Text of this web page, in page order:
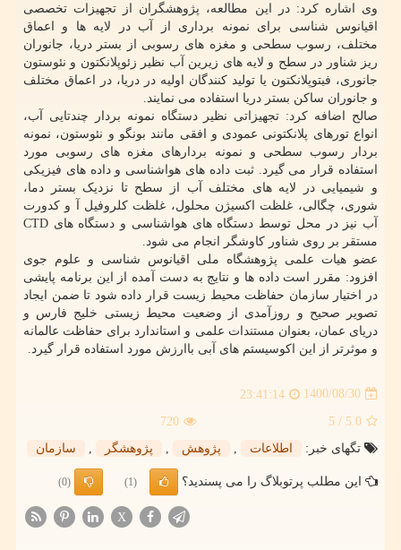
وی اشاره کرد: در این مطالعه، پژوهشگران از تجهیزات تخصصی
اقیانوس شناسی برای نمونه برداری از آب در لایه ها و اعماق
مختلف، رسوب سطحی و مغزه های رسوبی از بستر دریا، جانوران
ریز شناور در سطح و لایه های زیرین آب نظیر زئوپلانکتون و نئوستون
جانوری، فیتوپلانکتون یا تولید کنندگان اولیه در دریا، در اعماق مختلف
و جانوران ساکن بستر دریا استفاده می نمایند.
صالح اضافه کرد: تجهیزاتی نظیر دستگاه نمونه بردار چندتایی آب،
انواع تورهای پلانکتونی عمودی و افقی مانند بونگو و نئوستون، نمونه
بردار رسوب سطحی و نمونه بردارهای مغزه های رسوبی مورد
استفاده قرار می گیرد. ثبت داده های هواشناسی و داده های فیزیکی
و شیمیایی در لایه های مختلف آب از سطح تا نزدیک بستر دما،
شوری، چگالی، غلظت اکسیژن محلول، غلظت کلروفیل آ و کدورت
آب نیز در محل توسط دستگاه های هواشناسی و دستگاه های CTD
مستقر بر روی شناور کاوشگر انجام می شود.
عضو هیات علمی پژوهشگاه ملی اقیانوس شناسی و علوم جوی
افزود: مقرر است داده ها و نتایج به دست آمده از این برنامه پایشی
در اختیار سازمان حفاظت محیط زیست قرار داده شود تا ضمن ایجاد
تصویر صحیح و روزآمدی از وضعیت محیط زیستی خلیج فارس و
دریای عمان، بعنوان مستندات علمی و استاندارد برای حفاظت عالمانه
و موثرتر از این اکوسیستم های آبی باارزش مورد استفاده قرار گیرد.
1400/08/30
23:41:14
5.0
/ 5
720
تگهای خبر:
اطلاعات پژوهش پژوهشگر سازمان
این مطلب پرتوبلاگ را می پسندید؟ (1)
(0)
X